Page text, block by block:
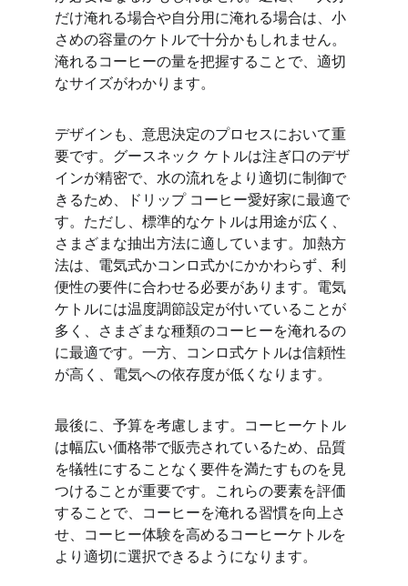
だけ淹れる場合や自分用に淹れる場合は、小
さめの容量のケトルで十分かもしれません。
淹れるコーヒーの量を把握することで、適切
なサイズがわかります。
デザインも、意思決定のプロセスにおいて重
要です。グースネック ケトルは注ぎ口のデザ
インが精密で、水の流れをより適切に制御で
きるため、ドリップ コーヒー愛好家に最適で
す。ただし、標準的なケトルは用途が広く、
さまざまな抽出方法に適しています。加熱方
法は、電気式かコンロ式かにかかわらず、利
便性の要件に合わせる必要があります。電気
ケトルには温度調節設定が付いていることが
多く、さまざまな種類のコーヒーを淹れるの
に最適です。一方、コンロ式ケトルは信頼性
が高く、電気への依存度が低くなります。
最後に、予算を考慮します。コーヒーケトル
は幅広い価格帯で販売されているため、品質
を犠牲にすることなく要件を満たすものを見
つけることが重要です。これらの要素を評価
することで、コーヒーを淹れる習慣を向上さ
せ、コーヒー体験を高めるコーヒーケトルを
より適切に選択できるようになります。